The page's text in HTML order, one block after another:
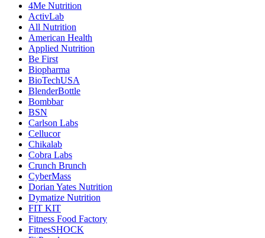
4Me Nutrition
ActivLab
All Nutrition
American Health
Applied Nutrition
Be First
Biopharma
BioTechUSA
BlenderBottle
Bombbar
BSN
Carlson Labs
Cellucor
Chikalab
Cobra Labs
Crunch Brunch
CyberMass
Dorian Yates Nutrition
Dymatize Nutrition
FIT KIT
Fitness Food Factory
FitnesSHOCK